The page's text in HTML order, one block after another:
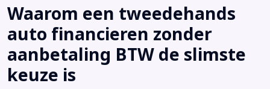
Waarom een tweedehands
auto financieren zonder
aanbetaling BTW de slimste
keuze is